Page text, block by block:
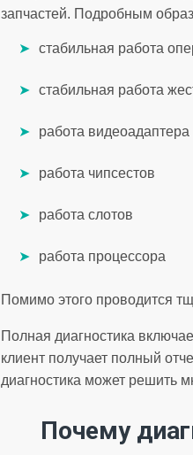
запчастей. Подробным
стабильная работа
стабильная работа
работа видеоадаптера
работа чипсестов
работа слотов
работа процессора
Помимо этого проводится
Полная диагностика
клиент получает полный
диагностика может решить
Почему